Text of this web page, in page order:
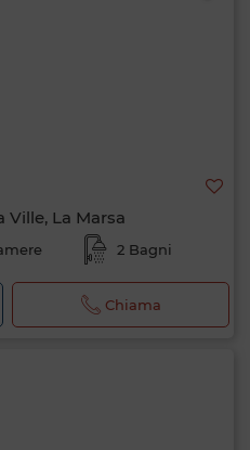
La Marsa
2 Bagni
Chiama